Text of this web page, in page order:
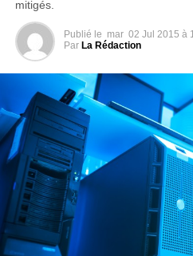
mitigés.
Publié le mar 02 Jul 2015 à
Par La Rédaction